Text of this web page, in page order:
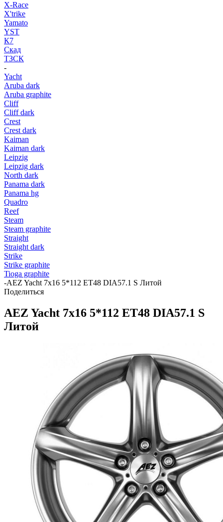
X-Race
X'trike
Yamato
YST
К7
Скад
ТЗСК
-
Yacht
Aruba dark
Aruba graphite
Cliff
Cliff dark
Crest
Crest dark
Kaiman
Kaiman dark
Leipzig
Leipzig dark
North dark
Panama dark
Panama hg
Quadro
Reef
Steam
Steam graphite
Straight
Straight dark
Strike
Strike graphite
Tioga graphite
-AEZ Yacht 7x16 5*112 ET48 DIA57.1 S Литой
Поделиться
AEZ Yacht 7x16 5*112 ET48 DIA57.1 S
Литой